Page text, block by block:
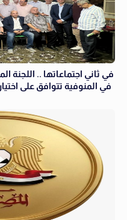
في ثاني اجتماعاتها .. اللجنة
في المنوفية تتوافق على